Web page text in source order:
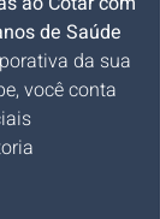
de Saúde
da sua
você conta